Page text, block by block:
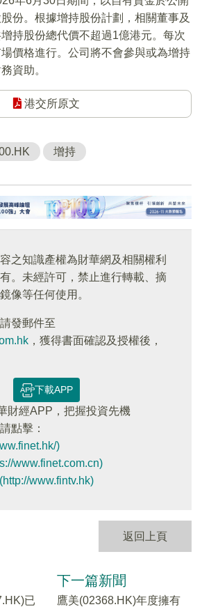
份。根據增持股份計劃，相關董事及
持股份總代價不超過1億港元。每次
價格進行。公司將不會參與或為增持
資助。
港交所原文
增持
之知識產權為財華網及相關權利
。未經許可，禁止進行轉載、摘
像等任何使用。
發郵件至
，獲得書面確認及授權後，
下載APP
財經APP，把握投資先機
點擊：
)
www.finet.com.cn)
(http://www.fintv.hk)
返回上頁
已
下一篇新聞
鷹美(02368.HK)年度擁有